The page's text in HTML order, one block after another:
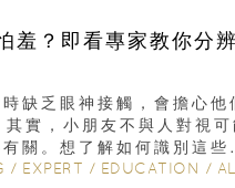
羞？即看專家教你分辨
缺乏眼神接觸，會擔心他
實，小朋友不與人對視可
關。想了解如何識別這些
/ EXPERT / EDUCATION / ALL